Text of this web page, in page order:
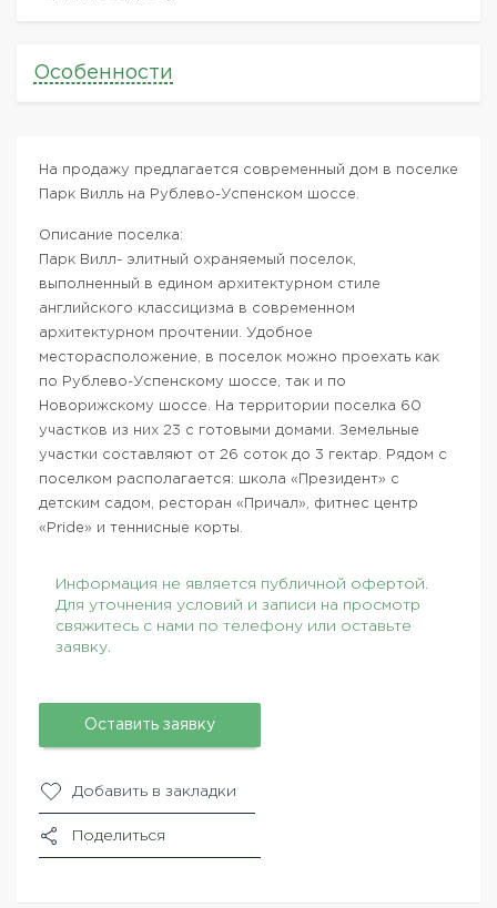
Особенности
На продажу предлагается современный дом в поселке
Парк Вилль на Рублево-Успенском шоссе.
Описание поселка:
Парк Вилл- элитный охраняемый поселок,
выполненный в едином архитектурном стиле
английского классицизма в современном
архитектурном прочтении. Удобное
месторасположение, в поселок можно проехать как
по Рублево-Успенскому шоссе, так и по
Новорижскому шоссе. На территории поселка 60
участков из них 23 с готовыми домами. Земельные
участки составляют от 26 соток до 3 гектар. Рядом с
поселком располагается: школа «Президент» с
детским садом, ресторан «Причал», фитнес центр
«Pride» и теннисные корты.
Информация не является публичной офертой.
Для уточнения условий и записи на просмотр
свяжитесь с нами по телефону или оставьте
заявку.
Оставить заявку
Добавить в закладки
Поделиться